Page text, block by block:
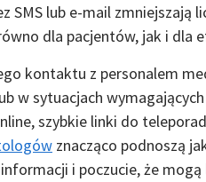
SMS lub e-mail zmniejszają
dla pacjentów, jak i dla
kontaktu z personalem
w sytuacjach
szybkie linki do
znacząco podnoszą
i poczucie, że mogą